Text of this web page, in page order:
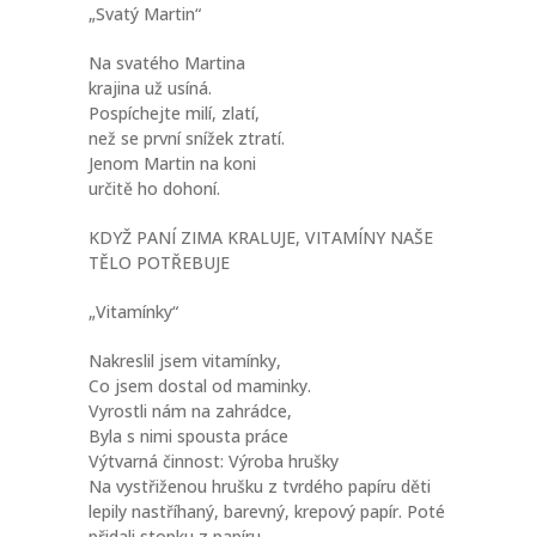
„Svatý Martin“
Na svatého Martina
krajina už usíná.
Pospíchejte milí, zlatí,
než se první snížek ztratí.
Jenom Martin na koni
určitě ho dohoní.
KDYŽ PANÍ ZIMA KRALUJE, VITAMÍNY NAŠE
TĚLO POTŘEBUJE
„Vitamínky“
Nakreslil jsem vitamínky,
Co jsem dostal od maminky.
Vyrostli nám na zahrádce,
Byla s nimi spousta práce
Výtvarná činnost: Výroba hrušky
Na vystřiženou hrušku z tvrdého papíru děti
lepily nastříhaný, barevný, krepový papír. Poté